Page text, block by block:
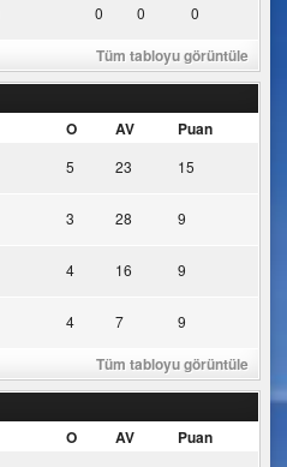
0 0 0
Tüm tabloyu görüntüle
O AV Puan
5 23 15
3 28 9
4 16 9
4 7 9
Tüm tabloyu görüntüle
O AV Puan